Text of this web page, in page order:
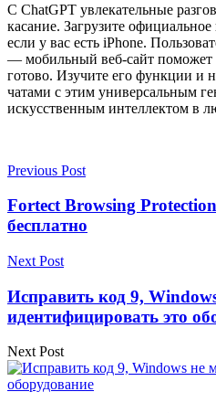
С ChatGPT увлекательные
касание. Загрузите
если у вас есть iPhone.
— мобильный веб-сайт поможет
готово. Изучите его функции и
чатами с этим универсальным
искусственным интеллектом в
Previous Post
Fortect Browsing
бесплатно
Next Post
Исправить код 9,
идентифицировать это
Next Post